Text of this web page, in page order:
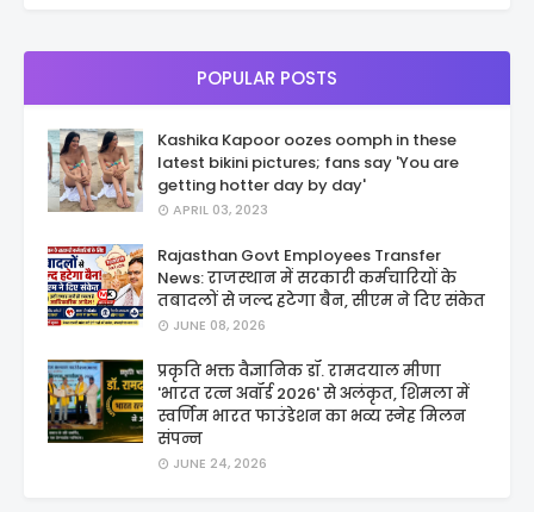
POPULAR POSTS
Kashika Kapoor oozes oomph in these
latest bikini pictures; fans say 'You are
getting hotter day by day'
APRIL 03, 2023
Rajasthan Govt Employees Transfer
News: राजस्थान में सरकारी कर्मचारियों के
तबादलों से जल्द हटेगा बैन, सीएम ने दिए संकेत
JUNE 08, 2026
प्रकृति भक्त वैज्ञानिक डॉ. रामदयाल मीणा
'भारत रत्न अवॉर्ड 2026' से अलंकृत, शिमला में
स्वर्णिम भारत फाउंडेशन का भव्य स्नेह मिलन
संपन्न
JUNE 24, 2026